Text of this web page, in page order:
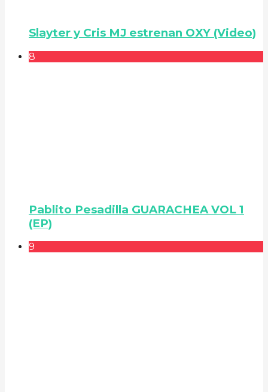
Slayter y Cris MJ estrenan OXY (Video)
8
Pablito Pesadilla GUARACHEA VOL 1
(EP)
9